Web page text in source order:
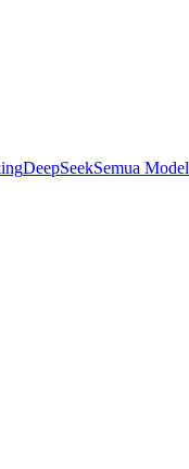
DeepSeekSemua Model